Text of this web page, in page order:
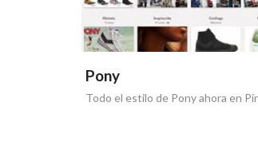
Pony
Todo el estilo de Pony ahora en